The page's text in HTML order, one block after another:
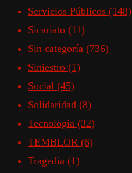
Servicios Públicos (148)
Sicariato (11)
Sin categoría (736)
Siniestro (1)
Social (45)
Solidaridad (8)
Tecnologia (32)
TEMBLOR (6)
Tragedia (1)